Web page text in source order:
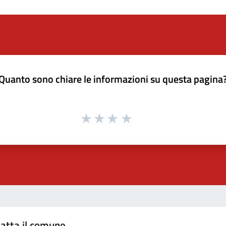
sono chiare le informazioni su questa